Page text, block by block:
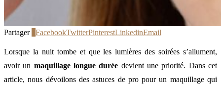
Partager FacebookTwitterPinterestLinkedinEmail
Lorsque la nuit tombe et que les lumières des soirées s’allument,
avoir un maquillage longue durée devient une priorité. Dans cet
article, nous dévoilons des astuces de pro pour un maquillage qui